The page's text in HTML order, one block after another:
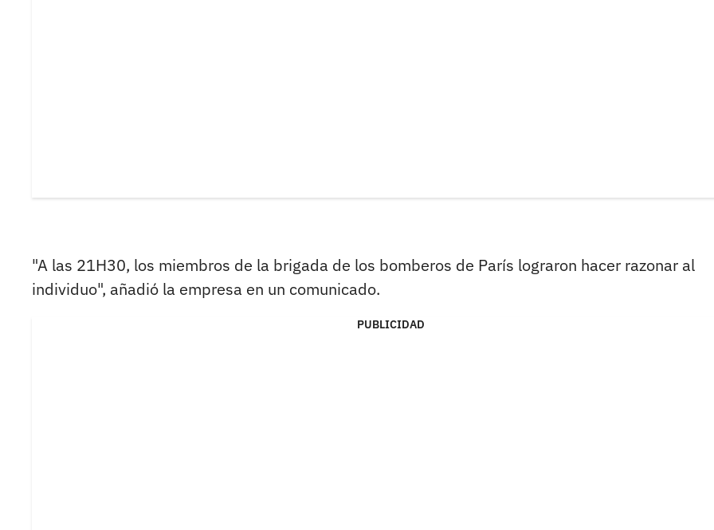
"A las 21H30, los miembros de la brigada de los bomberos de París lograron hacer razonar al
individuo", añadió la empresa en un comunicado.
PUBLICIDAD